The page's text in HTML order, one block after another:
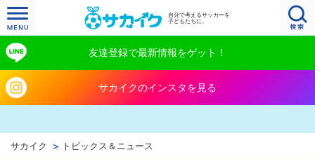
自分で考えるサッカーを
子どもたちに。
友達登録で最新情報をゲット！
サカイクのインスタを見る
サカイク トピックス＆ニュース